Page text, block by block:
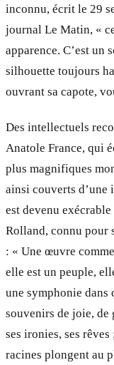
inconnu, écrit le 29
journal Le Matin, «
apparence. C’est un
silhouette toujours
ouvrant sa capote,
Des intellectuels
Anatole France, qui
plus magnifiques
ainsi couverts
est devenu
Rolland, connu pour
: « Une œuvre
elle est un peuple,
une symphonie dans
souvenirs de joie, de
ses ironies, ses
racines plongent au